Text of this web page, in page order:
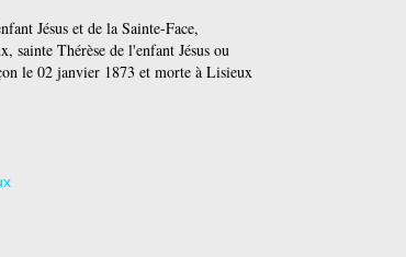
Jésus et de la Sainte-Face,
sainte Thérèse de l'enfant Jésus ou
le 02 janvier 1873 et morte à Lisieux